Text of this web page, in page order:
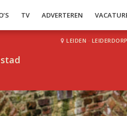
TV ADVERTEREN
LEIDEN · LEIDERDORP